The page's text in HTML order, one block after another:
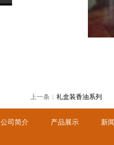
上一条： 礼盒装香油系列
公司简介 产品展示 新